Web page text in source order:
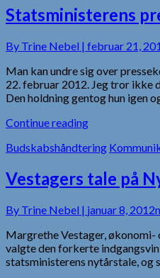
Statsministerens
By Trine Nebel | februar 21,
Man kan undre sig over
22. februar 2012. Jeg tror ikke
Den holdning gentog hun igen
Continue reading
Budskabshåndtering
Vestagers tale på
By Trine Nebel | januar 8, 2012
Margrethe Vestager, økonomi-
valgte den forkerte
statsministerens nytårstale, og